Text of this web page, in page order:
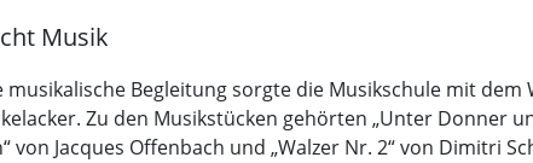
Musik
musikalische Begleitung sorgte die Musikschule mit
Zu den Musikstücken gehörten „Unter Donner
von Jacques Offenbach und „Walzer Nr. 2“ von Dimitri